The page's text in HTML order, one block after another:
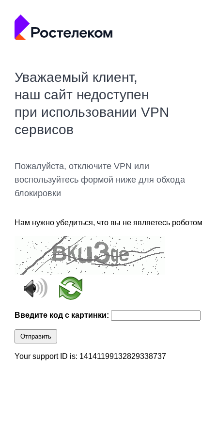
Уважаемый клиент,
наш сайт недоступен
при использовании VPN
сервисов
Пожалуйста, отключите VPN или
воспользуйтесь формой ниже для обхода
блокировки
Нам нужно убедиться, что вы не являетесь роботом
Введите код с картинки:
Отправить
Your support ID is: 14141199132829338737